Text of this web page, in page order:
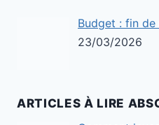
Budget : fin
23/03/2026
ARTICLES À LIRE